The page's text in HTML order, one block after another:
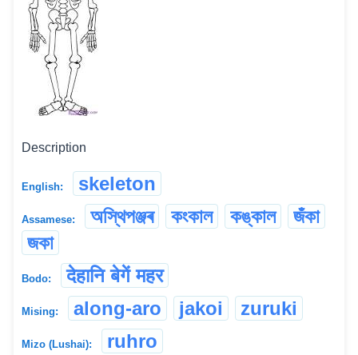
Description
English: skeleton
Assamese: অস্থিপঞ্জৰ কংকাল কঙ্কাল
জঁকা
জকা
Bodo: देहानि बेगें महर
Mising: along-aro jakoi zuruki
Mizo (Lushai): ruhro